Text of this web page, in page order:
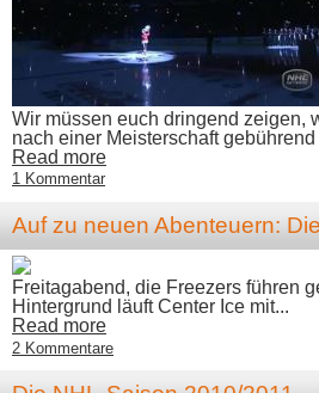
Wir müssen euch dringend zeigen,
nach einer Meisterschaft gebührend
Read more
1 Kommentar
Auf zu neuen Abenteuern:
Freitagabend, die Freezers führen
Hintergrund läuft Center Ice mit...
Read more
2 Kommentare